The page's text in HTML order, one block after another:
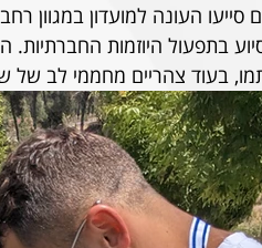
העונה למועדון במגוון
בתפעול היוזמות
בעוד צהריים מחממי לב